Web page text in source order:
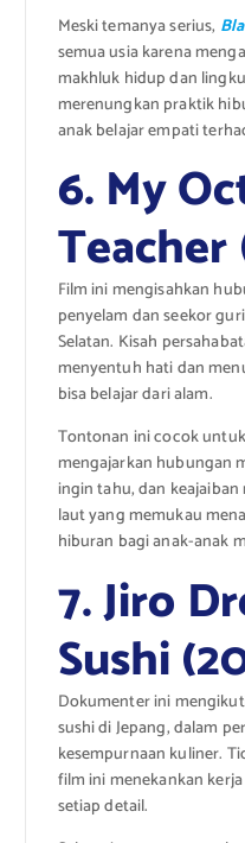
Meski temanya serius,
semua usia karena
makhluk hidup dan
merenungkan praktik
anak belajar empati
6. My
Teacher
Film ini mengisahkan
penyelam dan seekor
Selatan. Kisah
menyentuh hati dan
bisa belajar dari alam.
Tontonan ini cocok
mengajarkan hubungan
ingin tahu, dan
laut yang memukau
hiburan bagi anak-anak
7. Jiro
Sushi
Dokumenter ini
sushi di Jepang, dalam
kesempurnaan kuliner.
film ini menekankan
setiap detail.